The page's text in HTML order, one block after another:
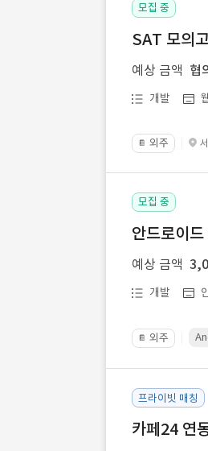
모집 중
SAT 모의
예상 금액 협
개발
📔 외주
모집 중
안드로이
예상 금액
개발
📔 외주
프라이빗 매칭
카페24 연